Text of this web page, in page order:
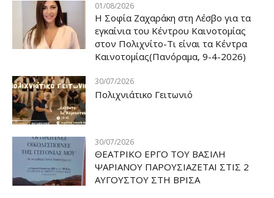
01/08/2026
Η Σοφία Ζαχαράκη στη Λέσβο για τα
εγκαίνια του Κέντρου Καινοτομίας
στον Πολιχνίτο-Τι είναι τα Κέντρα
Καινοτομίας(Πανόραμα, 9-4-2026)
30/07/2026
Πολιχνιάτικο Γειτωνιό
30/07/2026
ΘΕΑΤΡΙΚΟ ΕΡΓΟ ΤΟΥ ΒΑΣΙΛΗ
ΨΑΡΙΑΝΟΥ ΠΑΡΟΥΣΙΑΖΕΤΑΙ ΣΤΙΣ 2
ΑΥΓΟΥΣΤΟΥ ΣΤΗ ΒΡΙΣΑ